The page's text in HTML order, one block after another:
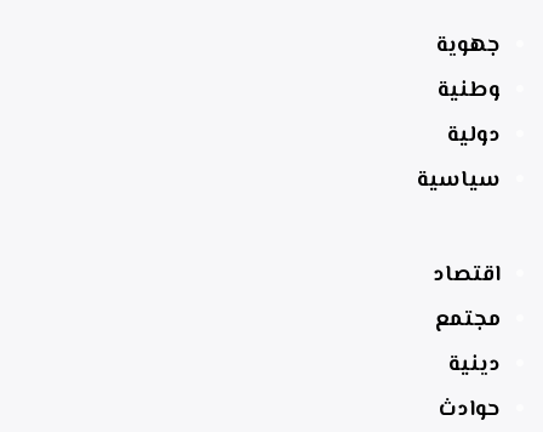
جهوية
وطنية
دولية
سياسية
اقتصاد
مجتمع
دينية
حوادث